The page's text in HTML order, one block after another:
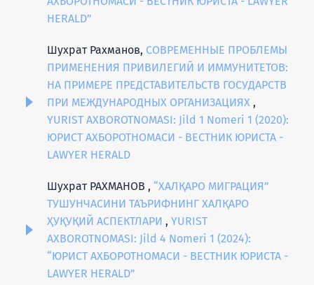
HERALD”
Шухрат Рахманов, СОВРЕМЕННЫЕ ПРОБЛЕМЫ
ПРИМЕНЕНИЯ ПРИВИЛЕГИЙ И ИММУНИТЕТОВ:
НА ПРИМЕРЕ ПРЕДСТАВИТЕЛЬСТВ ГОСУДАРСТВ
ПРИ МЕЖДУНАРОДНЫХ ОРГАНИЗАЦИЯХ ,
YURIST AXBOROTNOMASI: Jild 1 Nomeri 1 (2020):
ЮРИСТ АХБОРОТНОМАСИ - ВЕСТНИК ЮРИСТА -
LAWYER HERALD
Шухрат РАХМАНОВ , “ХАЛҚАРО МИГРАЦИЯ”
ТУШУНЧАСИНИ ТАЪРИФНИНГ ХАЛҚАРО
ҲУҚУҚИЙ АСПЕКТЛАРИ , YURIST
AXBOROTNOMASI: Jild 4 Nomeri 1 (2024):
“ЮРИСТ АХБОРОТНОМАСИ - ВЕСТНИК ЮРИСТА -
LAWYER HERALD”